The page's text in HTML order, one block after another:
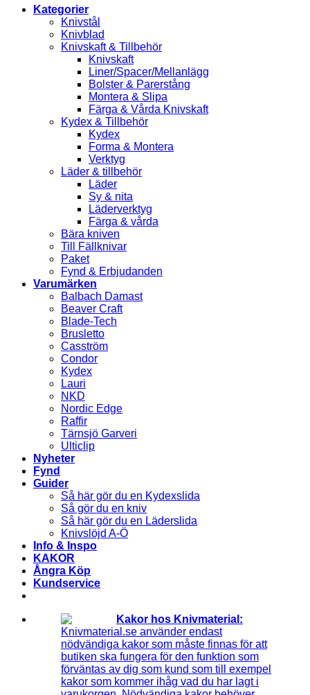
Kategorier
Knivstål
Knivblad
Knivskaft & Tillbehör
Knivskaft
Liner/Spacer/Mellanlägg
Bolster & Parerstång
Montera & Slipa
Färga & Vårda Knivskaft
Kydex & Tillbehör
Kydex
Forma & Montera
Verktyg
Läder & tillbehör
Läder
Sy & nita
Läderverktyg
Färga & vårda
Bära kniven
Till Fällknivar
Paket
Fynd & Erbjudanden
Varumärken
Balbach Damast
Beaver Craft
Blade-Tech
Brusletto
Casström
Condor
Kydex
Lauri
NKD
Nordic Edge
Raffir
Tärnsjö Garveri
Ulticlip
Nyheter
Fynd
Guider
Så här gör du en Kydexslida
Så gör du en kniv
Så här gör du en Läderslida
Knivslöjd A-Ö
Info & Inspo
KAKOR
Ångra Köp
Kundservice
Kakor hos Knivmaterial:
Knivmaterial.se använder endast
nödvändiga kakor som måste finnas för att
butiken ska fungera för den funktion som
förväntas av dig som kund som till exempel
kakor som kommer ihåg vad du har lagt i